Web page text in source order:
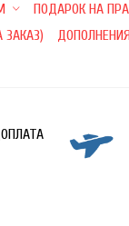
ПОДАРОК НА